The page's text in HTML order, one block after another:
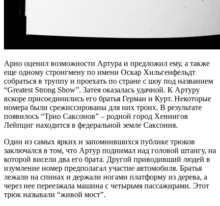
Арно оценил возможности Артура и предложил ему, а также
еще одному стронгмену по имени Оскар Хильгенфельдт
собраться в труппу и проехать по стране с шоу под названием
“Greatest Strong Show”. Затея оказалась удачной. К Артуру
вскоре присоединились его братья Герман и Курт. Некоторые
номера были срежиссированы для них троих. В результате
появилось “Трио Саксонов” – родной город Хеннигов
Лейпциг находится в федеральной земле Саксония.
Один из самых ярких и запомнившихся публике трюков
заключался в том, что Артур поднимал над головой штангу, на
которой висели два его брата. Другой приводивший людей в
изумление номер предполагал участие автомобиля. Братья
лежали на спинах и держали ногами платформу из дерева, а
через нее переезжала машина с четырьмя пассажирами. Этот
трюк называли “живой мост”.